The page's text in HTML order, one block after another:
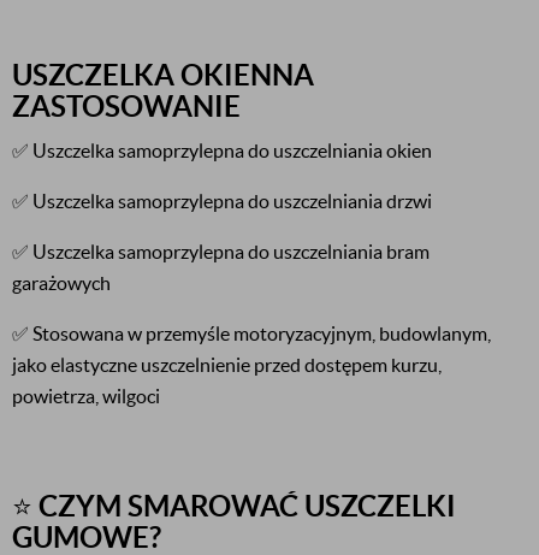
USZCZELKA OKIENNA
ZASTOSOWANIE
✅ Uszczelka samoprzylepna do uszczelniania okien
✅ Uszczelka samoprzylepna do uszczelniania drzwi
✅ Uszczelka samoprzylepna do uszczelniania bram
garażowych
✅ Stosowana w przemyśle motoryzacyjnym, budowlanym,
jako elastyczne uszczelnienie przed dostępem kurzu,
powietrza, wilgoci
⭐ CZYM SMAROWAĆ USZCZELKI
GUMOWE?